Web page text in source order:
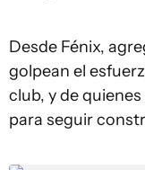
Desde Fénix,
golpean el
club, y de
para seguir